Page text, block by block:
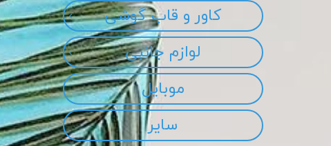
کاور و قاب گوشی
لوازم جانبی
موبایل
سایر